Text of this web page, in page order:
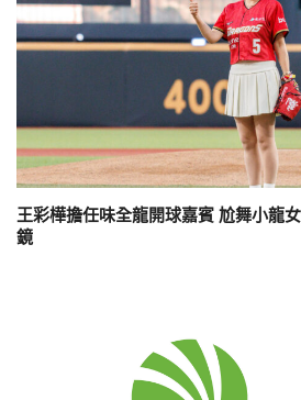
王彩樺擔任味全龍開球嘉賓 尬舞小龍
鏡